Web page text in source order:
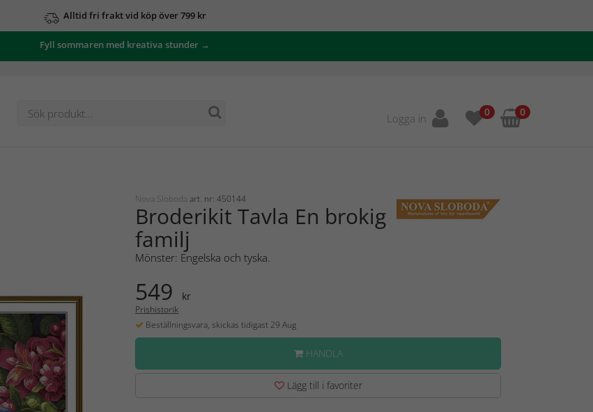
Alltid fri frakt vid köp över 799 kr
Fyll sommaren med kreativa stunder →
Logga in 0 0
Nova Sloboda art. nr: 450144
Broderikit Tavla En brokig
familj
Mönster: Engelska och tyska.
549 kr
Prishistorik
Beställningsvara, skickas tidigast 29 Aug
HANDLA
Lägg till i favoriter